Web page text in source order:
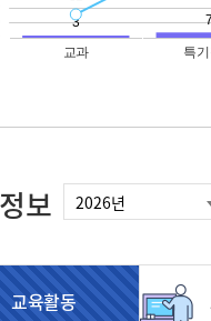
보
교육활동